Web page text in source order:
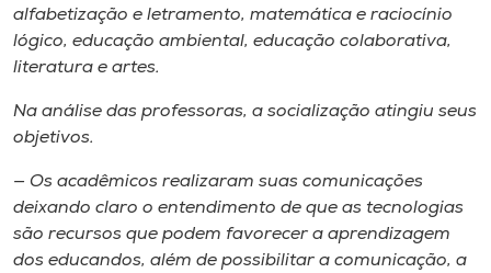
alfabetização e letramento, matemática e raciocínio
lógico, educação ambiental, educação colaborativa,
literatura e artes.
Na análise das professoras, a socialização atingiu seus
objetivos.
— Os acadêmicos realizaram suas comunicações
deixando claro o entendimento de que as tecnologias
são recursos que podem favorecer a aprendizagem
dos educandos, além de possibilitar a comunicação, a